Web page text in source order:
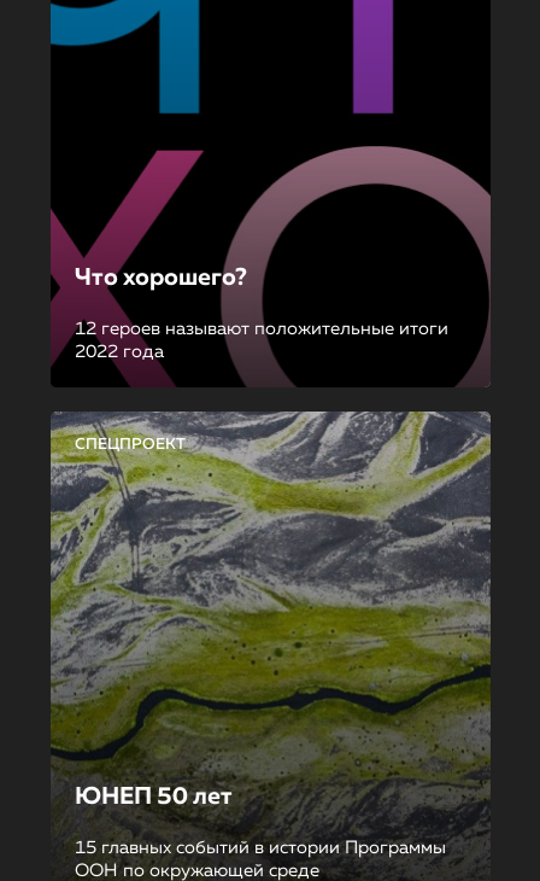
Что хорошего?
12 героев называют положительные итоги
2022 года
СПЕЦПРОЕКТ
ЮНЕП 50 лет
15 главных событий в истории Программы
ООН по окружающей среде